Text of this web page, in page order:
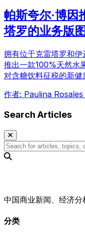
帕斯夸尔·博因
塔罗的业务版
拥有位于克雷塔罗和
推出一款100%天然水
对含糖饮料征税的新健
作者: Paulina Rosales
Search Articles
中国商业新闻、经济分
分类